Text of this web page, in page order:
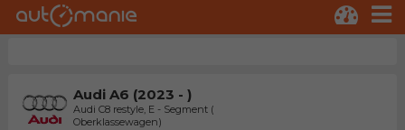
Audi A6 (2023 - )
Audi C8 restyle, E - Segment (
Oberklassewagen)